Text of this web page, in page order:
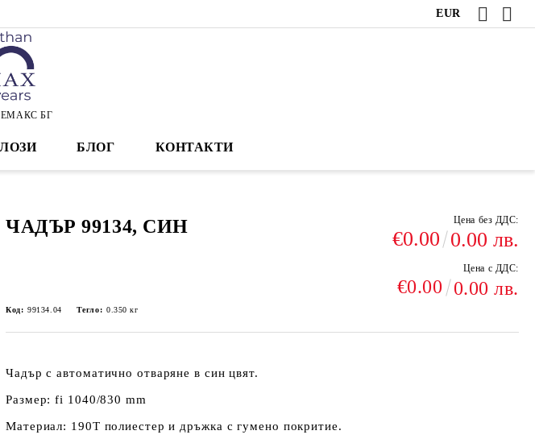
EUR
БГ
БЛОГ КОНТАКТИ
ЧАДЪР 99134, СИН Цена без ДДС:
€0.00 0.00 лв.
Цена с ДДС:
€0.00 0.00 лв.
Код: 99134.04 Тегло: 0.350 кг
Чадър с автоматично отваряне в син цвят.
Размер: fi 1040/830 mm
Материал: 190Т полиестер и дръжка с гумено покритие.